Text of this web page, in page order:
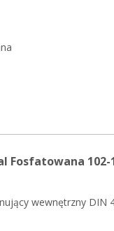
Fosfatowana 102-
wewnętrzny